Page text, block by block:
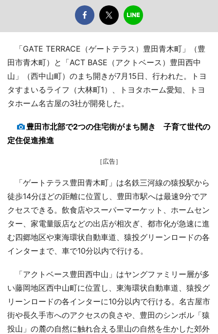
「GATE TERRACE（ゲートテラス）豊田青木町」（豊
田市青木町）と「ACT BASE（アクトベース）豊田西中
山」（西中山町）のまち開きが7月15日、行われた。トヨ
タすまいるライフ（大林町1）、トヨタホーム愛知、トヨ
タホーム名古屋の3社が開発した。
豊田市北部で2つの住宅街がまち開き 子育て世代の
定住促進推進
［広告］
「ゲートテラス豊田青木町」は名鉄三河線の猿投駅から
徒歩14分ほどの距離に位置し、豊田市駅へは最速9分でア
クセスできる。飲食店やスーパーマーケット、ホームセン
ター、家電量販店などの出店が相次ぎ、都市化が急速に進
む四郷地区や東海環状自動車道、猿投グリーンロードの各
インターまで、車で10分以内で行ける。
「アクトベース豊田西中山」はヤングファミリー層が多
い藤岡地区西中山町に位置し、東海環状自動車道、猿投グ
リーンロードの各インターに10分以内で行ける。名古屋市
街や長久手市へのアクセスの良さや、豊田のシンボル「猿
投山」の麓の自然に触れ合える里山の自然を生かした郊外